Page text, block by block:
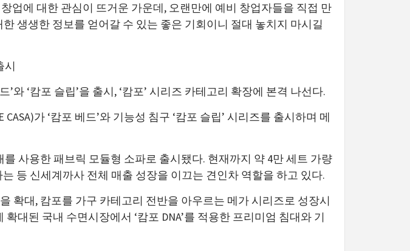
업에 대한 관심이 뜨거운 가운데, 오랜만에 예비 창업자들을 직접 만
생생한 정보를 얻어갈 수 있는 좋은 기회이니 절대 놓치지 마시길
시
‘캄포 슬립’을 출시, ‘캄포’ 시리즈 카테고리 확장에 본격 나선다.
가 ‘캄포 베드’와 기능성 침구 ‘캄포 슬립’ 시리즈를 출시하며 메
사용한 패브릭 모듈형 소파로 출시됐다. 현재까지 약 4만 세트 가량
등 신세계까사 전체 매출 성장을 이끄는 견인차 역할을 하고 있다.
확대, 캄포를 가구 카테고리 전반을 아우르는 메가 시리즈로 성장시
대된 국내 수면시장에서 ‘캄포 DNA’를 적용한 프리미엄 침대와 기